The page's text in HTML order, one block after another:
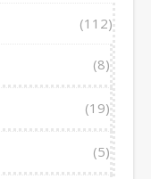
(112)
(8)
(19)
(5)